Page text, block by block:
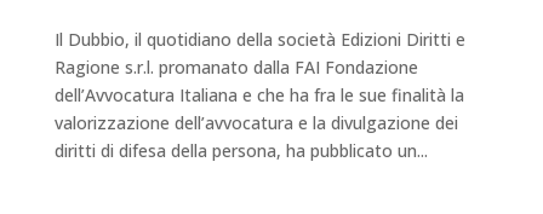
Il Dubbio, il quotidiano della società Edizioni Diritti e
Ragione s.r.l. promanato dalla FAI Fondazione
dell’Avvocatura Italiana e che ha fra le sue finalità la
valorizzazione dell’avvocatura e la divulgazione dei
diritti di difesa della persona, ha pubblicato un...